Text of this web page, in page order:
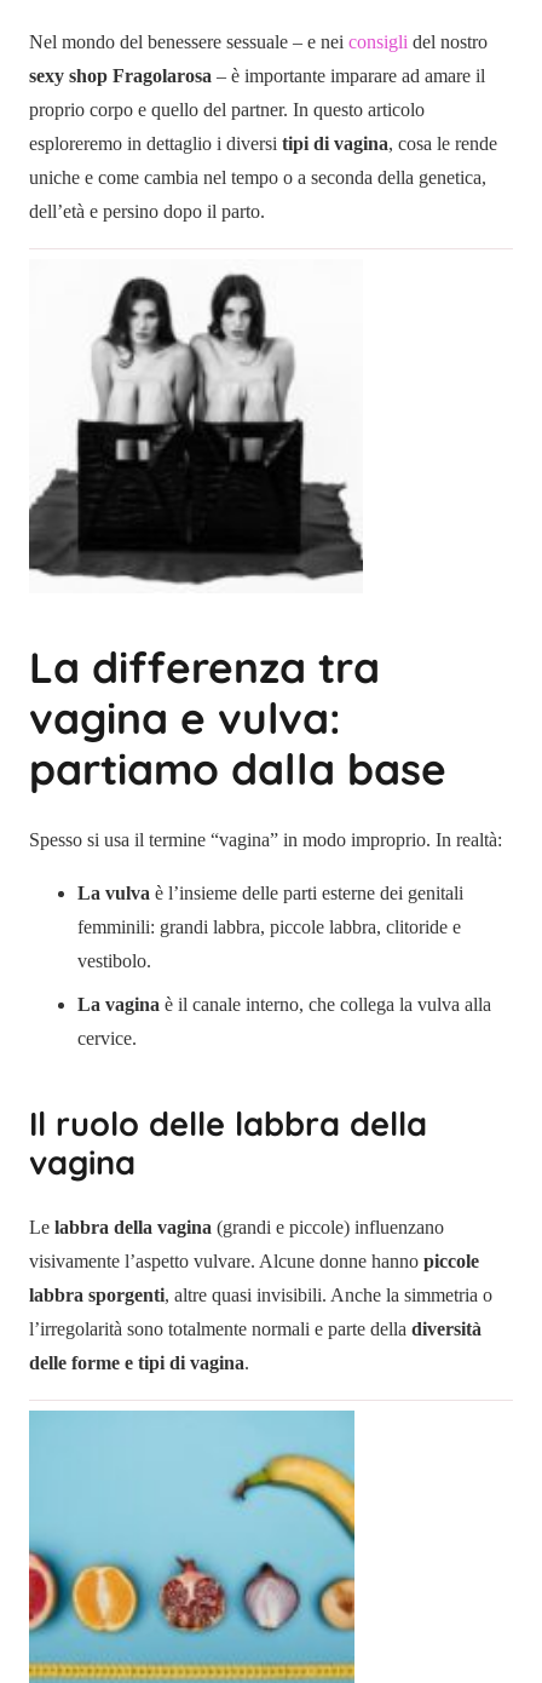
Nel mondo del benessere sessuale – e nei consigli del nostro
sexy shop Fragolarosa – è importante imparare ad amare il
proprio corpo e quello del partner. In questo articolo
esploreremo in dettaglio i diversi tipi di vagina, cosa le rende
uniche e come cambia nel tempo o a seconda della genetica,
dell’età e persino dopo il parto.
La differenza tra
vagina e vulva:
partiamo dalla base
Spesso si usa il termine “vagina” in modo improprio. In realtà:
La vulva è l’insieme delle parti esterne dei genitali
femminili: grandi labbra, piccole labbra, clitoride e
vestibolo.
La vagina è il canale interno, che collega la vulva alla
cervice.
Il ruolo delle labbra della
vagina
Le labbra della vagina (grandi e piccole) influenzano
visivamente l’aspetto vulvare. Alcune donne hanno piccole
labbra sporgenti, altre quasi invisibili. Anche la simmetria o
l’irregolarità sono totalmente normali e parte della diversità
delle forme e tipi di vagina.